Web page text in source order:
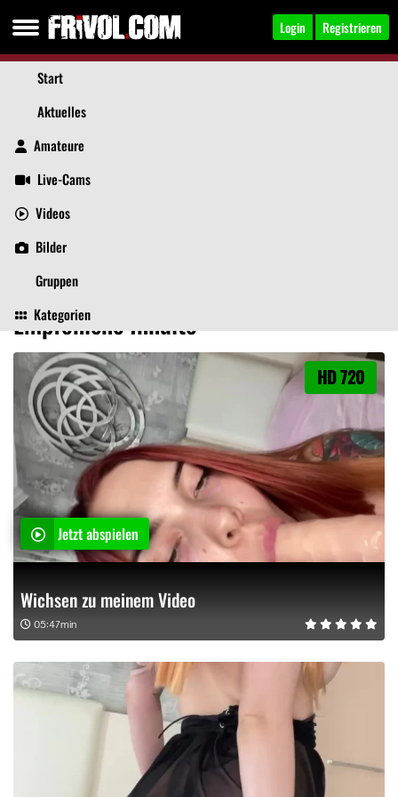
Login Registrieren
Start
Aktuelles
Amateure
Live-Cams
Videos
Bilder
Gruppen
Kategorien
VeraRipe
Empfohlene Inhalte
HD 720
Jetzt abspielen
Wichsen zu meinem Video
05:47min